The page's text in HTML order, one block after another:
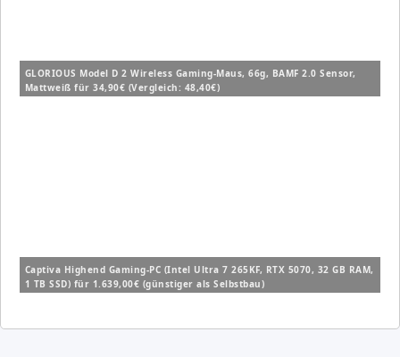
GLORIOUS Model D 2 Wireless Gaming-Maus, 66g, BAMF 2.0 Sensor,
Mattweiß für 34,90€ (Vergleich: 48,40€)
Captiva Highend Gaming-PC (Intel Ultra 7 265KF, RTX 5070, 32 GB RAM,
1 TB SSD) für 1.639,00€ (günstiger als Selbstbau)